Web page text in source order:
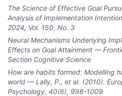
The Science of Effective Goal
Analysis of Implementation
2024, Vol. 150, No. 3
Neural Mechanisms Underlying
Effects on Goal Attainment —
Section Cognitive Science
How are habits formed: Modelling
world — Lally, P., et al. (2010).
Psychology, 40(6), 998-1009